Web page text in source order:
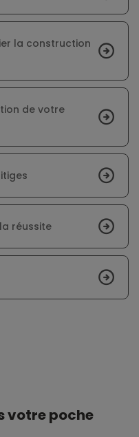
la construction
de votre
réussite
votre poche